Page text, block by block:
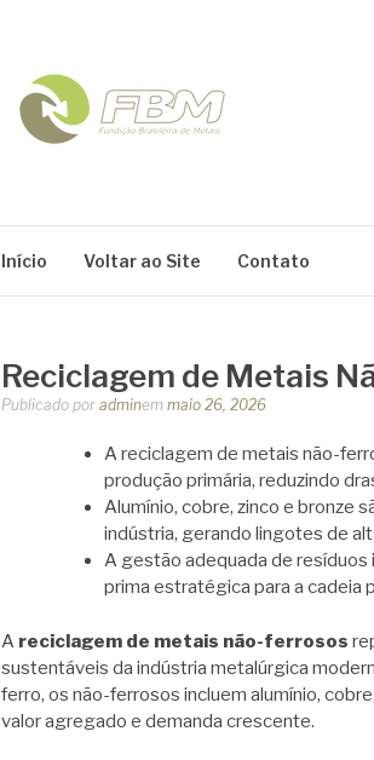
Início Voltar ao Site Contato
Reciclagem de Metais
Publicado por adminem maio 26, 2026
A reciclagem de metais não-
produção primária, reduzindo
Alumínio, cobre, zinco e bronze
indústria, gerando lingotes de
A gestão adequada de
prima estratégica para a cadeia
A reciclagem de metais não-ferrosos
sustentáveis da indústria metalúrgica
ferro, os não-ferrosos incluem alumínio,
valor agregado e demanda crescente.